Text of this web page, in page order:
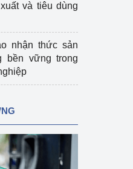
và tiêu dùng
nhận thức sản
bền vững trong